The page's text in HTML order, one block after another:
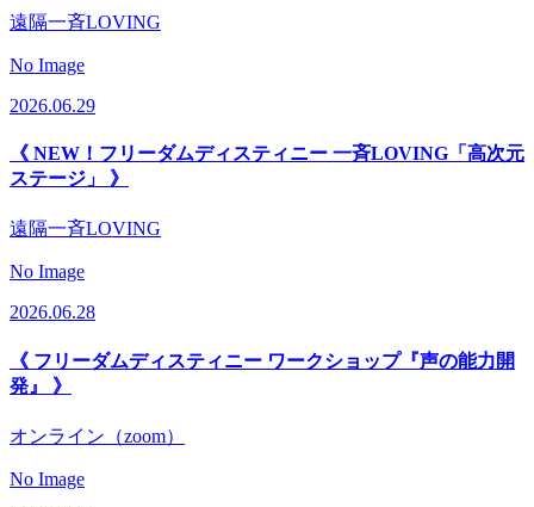
遠隔一斉LOVING
No Image
2026.06.29
《 NEW！フリーダムディスティニー 一斉LOVING「高次元
ステージ」 》
遠隔一斉LOVING
No Image
2026.06.28
《 フリーダムディスティニー ワークショップ『声の能力開
発』 》
オンライン（zoom）
No Image